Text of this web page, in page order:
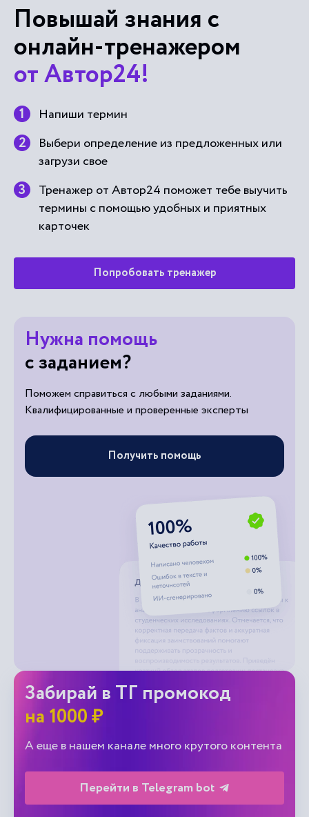
Повышай знания с
онлайн-тренажером
от Автор24!
Напиши термин
Выбери определение из предложенных или
загрузи свое
Тренажер от Автор24 поможет тебе выучить
термины с помощью удобных и приятных
карточек
Попробовать тренажер
Нужна помощь
с заданием?
Поможем справиться с любыми заданиями.
Квалифицированные и проверенные эксперты
Получить помощь
Забирай в ТГ промокод
на 1000 ₽
А еще в нашем канале много крутого контента
Перейти в Telegram bot